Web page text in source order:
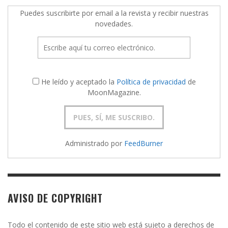
Puedes suscribirte por email a la revista y recibir nuestras
novedades.
He leído y aceptado la Política de privacidad de
MoonMagazine.
Administrado por FeedBurner
AVISO DE COPYRIGHT
Todo el contenido de este sitio web está sujeto a derechos de